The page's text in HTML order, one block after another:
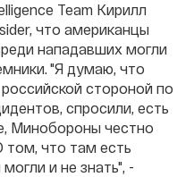
Team Кирилл
что американцы
нападавших могли
"Я думаю, что
стороной по
спросили, есть
Минобороны честно
том, что там есть
и не знать", -